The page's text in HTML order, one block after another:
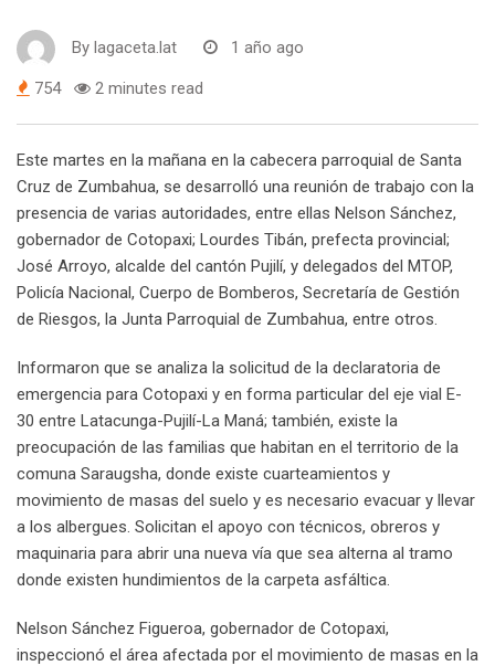
By lagaceta.lat 1 año ago
754 2 minutes read
Este martes en la mañana en la cabecera parroquial de Santa
Cruz de Zumbahua, se desarrolló una reunión de trabajo con la
presencia de varias autoridades, entre ellas Nelson Sánchez,
gobernador de Cotopaxi; Lourdes Tibán, prefecta provincial;
José Arroyo, alcalde del cantón Pujilí, y delegados del MTOP,
Policía Nacional, Cuerpo de Bomberos, Secretaría de Gestión
de Riesgos, la Junta Parroquial de Zumbahua, entre otros.
Informaron que se analiza la solicitud de la declaratoria de
emergencia para Cotopaxi y en forma particular del eje vial E-
30 entre Latacunga-Pujilí-La Maná; también, existe la
preocupación de las familias que habitan en el territorio de la
comuna Saraugsha, donde existe cuarteamientos y
movimiento de masas del suelo y es necesario evacuar y llevar
a los albergues. Solicitan el apoyo con técnicos, obreros y
maquinaria para abrir una nueva vía que sea alterna al tramo
donde existen hundimientos de la carpeta asfáltica.
Nelson Sánchez Figueroa, gobernador de Cotopaxi,
inspeccionó el área afectada por el movimiento de masas en la